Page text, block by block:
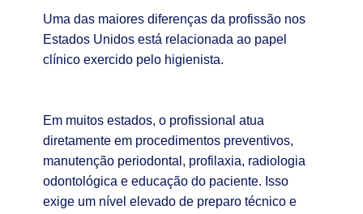
Uma das maiores diferenças da profissão nos
Estados Unidos está relacionada ao papel
clínico exercido pelo higienista.
Em muitos estados, o profissional atua
diretamente em procedimentos preventivos,
manutenção periodontal, profilaxia, radiologia
odontológica e educação do paciente. Isso
exige um nível elevado de preparo técnico e